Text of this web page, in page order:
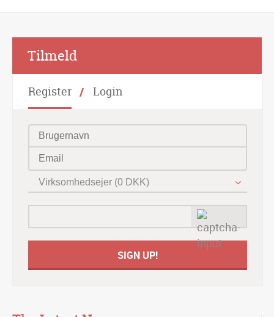
Tilmeld
Register Login
Virksomhedsejer (0 DKK)